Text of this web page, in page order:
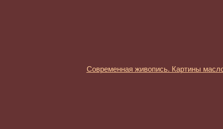
Современная живопись. Картины